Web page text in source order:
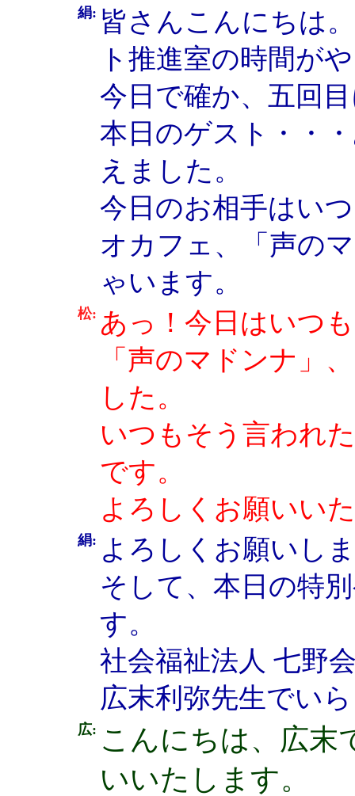
絹: 皆さんこんにちは
ト推進室の時間が
今日で確か、五回
本日のゲスト・・
えました。
今日のお相手はい
オカフェ、「声の
ゃいます。
松: あっ！今日はいつ
「声のマドンナ」
した。
いつもそう言われ
です。
よろしくお願いい
絹: よろしくお願いし
そして、本日の特
す。
社会福祉法人 七野
広末利弥先生でい
広: こんにちは、広末
いいたします。